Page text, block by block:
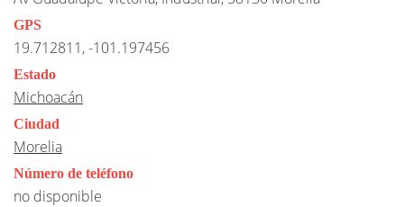
GPS
19.712811, -101.197456
Estado
Michoacán
Ciudad
Morelia
Número de teléfono
no disponible